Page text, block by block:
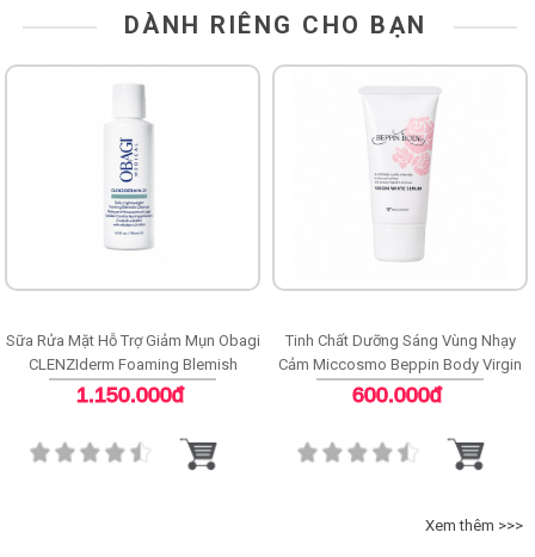
DÀNH RIÊNG CHO BẠN
Sữa Rửa Mặt Hỗ Trợ Giảm Mụn Obagi
CLENZIderm Foaming Blemish
Cleanser
1.150.000đ
Tinh Chất Dưỡng Sáng Vùng Nhạy
Cảm Miccosmo Beppin Body Virgin
White Serum
600.000đ
Xem thêm >>>